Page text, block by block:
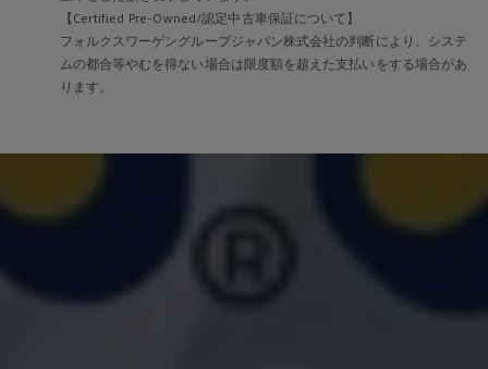
【Certified Pre-Owned/認定中古車保証について】
フォルクスワーゲングループジャパン株式会社の判断により、システ
ムの都合等やむを得ない場合は限度額を超えた支払いをする場合があ
ります。